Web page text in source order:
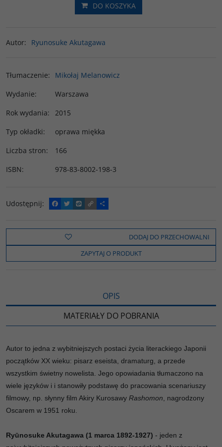
DO KOSZYKA
Autor: Ryunosuke Akutagawa
Tłumaczenie:
Mikołaj Melanowicz
Wydanie:
Warszawa
Rok wydania:
2015
Typ okładki:
oprawa miękka
Liczba stron:
166
ISBN: 978-83-8002-198-3
Udostępnij:
F
a
e
o
k
T
w
t
t
e
W
y
o
C
o
y
i
n
k
P
o
z
e
l
s
DODAJ DO PRZECHOWALNI
ZAPYTAJ O PRODUKT
OPIS
MATERIAŁY DO POBRANIA
Autor to jedna z wybitniejszych postaci życia literackiego Japonii
początków XX wieku: pisarz eseista, dramaturg, a przede
wszystkim świetny nowelista. Jego opowiadania tłumaczono na
wiele języków i i stanowiły podstawę do pracowania scenariuszy
filmowy, np. słynny film Akiry Kurosawy Rashomon , nagrodzony
Oscarem w 1951 roku.
Ryūnosuke Akutagawa (1 marca 1892-1927) - jeden z